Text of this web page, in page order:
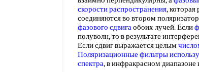
скорости распространения,
соединяются во втором
фазового сдвигаобоих лучей. Если
полуволн, то в результате
Если сдвиг выражается целым
Поляризационные фильтры
спектра, в инфракрасном